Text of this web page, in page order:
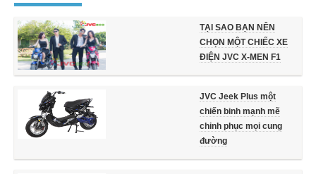
TẠI SAO BẠN NÊN
CHỌN MỘT CHIẾC XE
ĐIỆN JVC X-MEN F1
JVC Jeek Plus một
chiến binh mạnh mẽ
chinh phục mọi cung
đường